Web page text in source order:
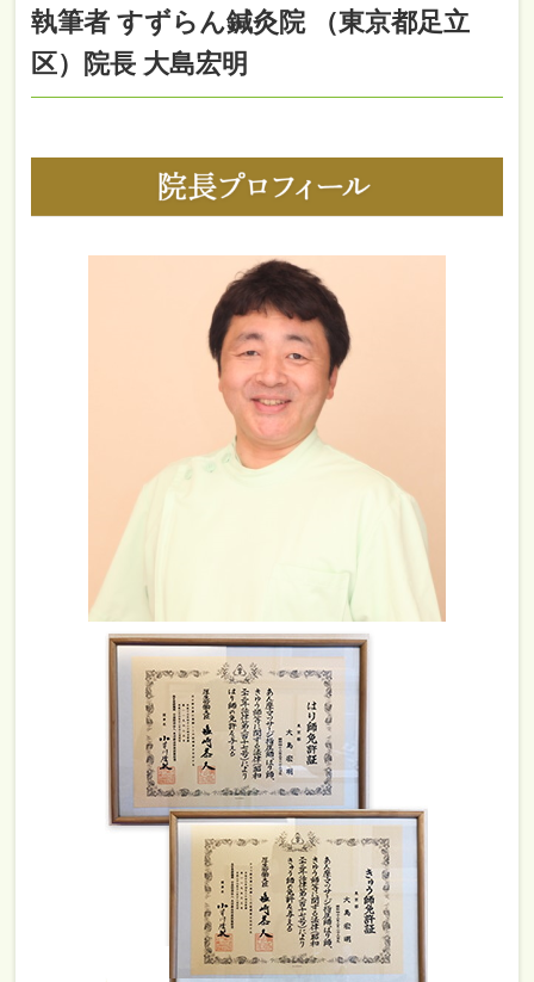
執筆者 すずらん鍼灸院 （東京都足立
区）院長 大島宏明